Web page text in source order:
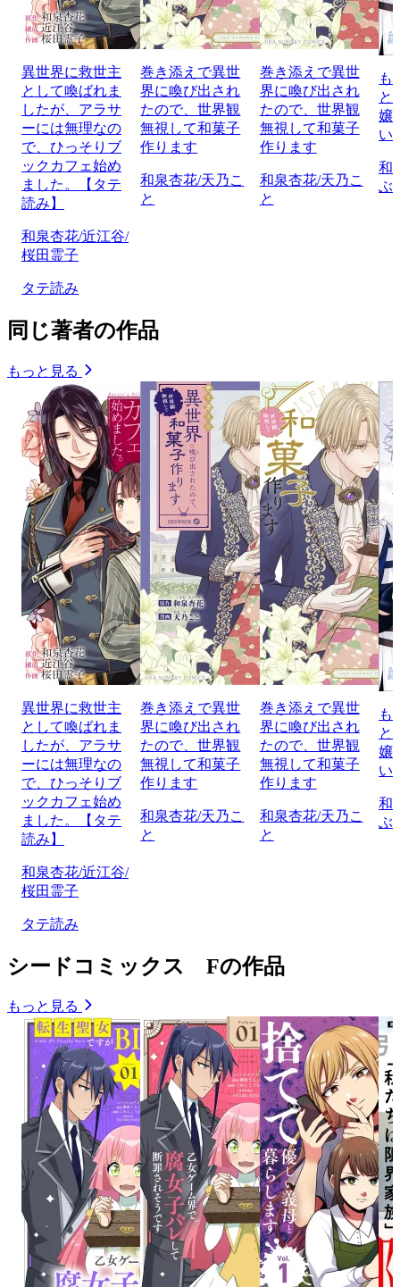
異世界に救世主
として喚ばれま
したが、アラサ
ーには無理なの
で、ひっそりブ
ックカフェ始め
ました。【タテ
読み】
和泉杏花/近江谷/
桜田霊子
タテ読み
巻き添えで異世
界に喚び出され
たので、世界観
無視して和菓子
作ります
和泉杏花/天乃こ
と
巻き添えで異世
界に喚び出され
たので、世界観
無視して和菓子
作ります
和泉杏花/天乃こ
と
も
と
嬢
い
和
ぶ
同じ著者の作品
もっと見る
異世界に救世主
として喚ばれま
したが、アラサ
ーには無理なの
で、ひっそりブ
ックカフェ始め
ました。【タテ
読み】
和泉杏花/近江谷/
桜田霊子
タテ読み
巻き添えで異世
界に喚び出され
たので、世界観
無視して和菓子
作ります
和泉杏花/天乃こ
と
巻き添えで異世
界に喚び出され
たので、世界観
無視して和菓子
作ります
和泉杏花/天乃こ
と
も
と
嬢
い
和
ぶ
シードコミックス Fの作品
もっと見る